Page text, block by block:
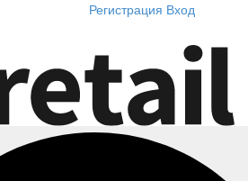
Регистрация Вход